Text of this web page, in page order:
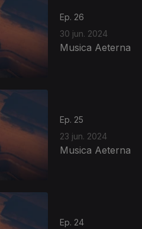
Ep. 26
30 jun. 2024
Musica Aeterna
Ep. 25
23 jun. 2024
Musica Aeterna
Ep. 24